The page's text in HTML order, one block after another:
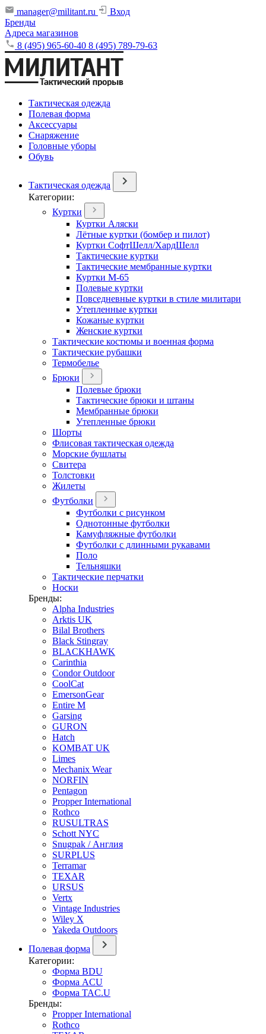
manager@militant.ru
Вход
Бренды
Адреса магазинов
8 (495) 965-60-40 8 (495) 789-79-63
Тактическая одежда
Полевая форма
Аксессуары
Снаряжение
Головные уборы
Обувь
Тактическая одежда
Категории:
Куртки
Куртки Аляски
Лётные куртки (бомбер и пилот)
Куртки СофтШелл/ХардШелл
Тактические куртки
Тактические мембранные куртки
Куртки М-65
Полевые куртки
Повседневные куртки в стиле милитари
Утепленные куртки
Кожаные куртки
Женские куртки
Тактические костюмы и военная форма
Тактические рубашки
Термобелье
Брюки
Полевые брюки
Тактические брюки и штаны
Мембранные брюки
Утепленные брюки
Шорты
Флисовая тактическая одежда
Морские бушлаты
Свитера
Толстовки
Жилеты
Футболки
Футболки с рисунком
Однотонные футболки
Камуфляжные футболки
Футболки с длинными рукавами
Поло
Тельняшки
Тактические перчатки
Носки
Бренды:
Alpha Industries
Arktis UK
Bilal Brothers
Black Stingray
BLACKHAWK
Carinthia
Condor Outdoor
CoolCat
EmersonGear
Entire M
Garsing
GURON
Hatch
KOMBAT UK
Limes
Mechanix Wear
NORFIN
Pentagon
Propper International
Rothco
RUSULTRAS
Schott NYC
Snugpak / Англия
SURPLUS
Terramar
TEXAR
URSUS
Vertx
Vintage Industries
Wiley X
Yakeda Outdoors
Полевая форма
Категории:
Форма BDU
Форма ACU
Форма TAC.U
Бренды:
Propper International
Rothco